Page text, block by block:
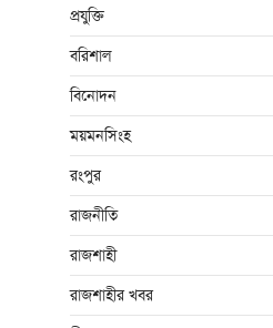
প্রযুক্তি
বরিশাল
বিনোদন
ময়মনসিংহ
রংপুর
রাজনীতি
রাজশাহী
রাজশাহীর খবর